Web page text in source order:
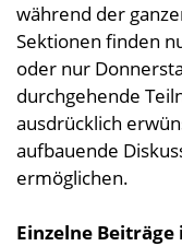
während der
Sektionen finden
oder nur
durchgehende
ausdrücklich
aufbauende
ermöglichen.
Einzelne